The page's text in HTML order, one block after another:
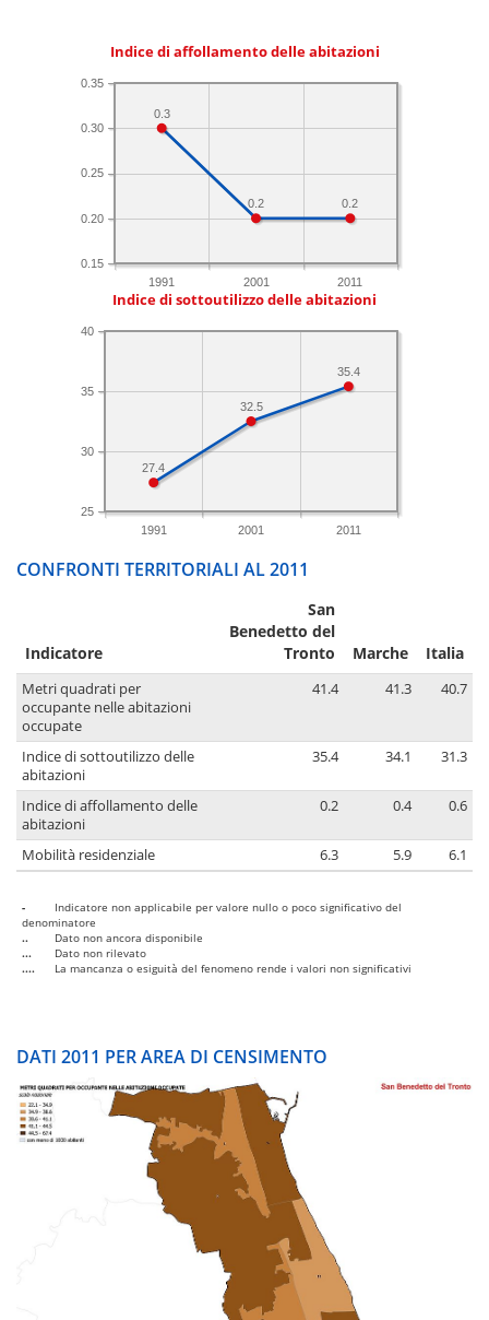
Indice di affollamento delle abitazioni
1991 2001 2011
0.15
0.20
0.25
0.30
0.35
0.2
0.2
0.3
Indice di sottoutilizzo delle abitazioni
1991 2001 2011
25
30
35
40
35.4
32.5
27.4
CONFRONTI TERRITORIALI AL 2011
Indicatore
San
Benedetto del
Tronto
Marche Italia
Metri quadrati per
occupante nelle abitazioni
occupate
41.4 41.3 40.7
Indice di sottoutilizzo delle
abitazioni
35.4 34.1 31.3
Indice di affollamento delle
abitazioni
0.2 0.4 0.6
Mobilità residenziale 6.3 5.9 6.1
-
Indicatore non applicabile per valore nullo o poco significativo del
denominatore
..
Dato non ancora disponibile
...
Dato non rilevato
....
La mancanza o esiguità del fenomeno rende i valori non significativi
DATI 2011 PER AREA DI CENSIMENTO